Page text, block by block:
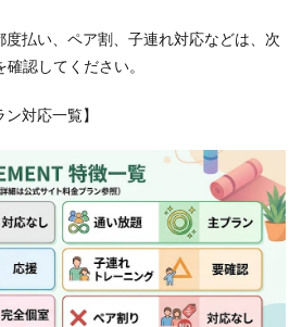
度払い、ペア割、子連れ対応などは、次
認してください。
対応一覧】